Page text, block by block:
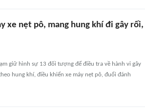
xe nẹt pô, mang hung khí đi gây rối,
giữ hình sự 13 đối tượng để điều tra về hành vi gây
hung khí, điều khiển xe máy nẹt pô, đuổi đánh